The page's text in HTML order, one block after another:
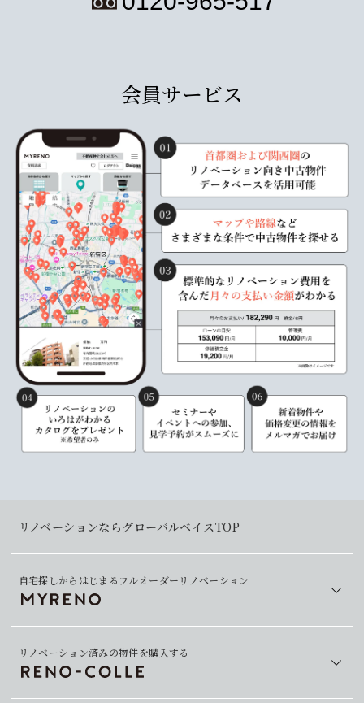
会員サービス
リノベーションならグローバルベイスTOP
自宅探しからはじまるフルオーダーリノベーション
リノベーション済みの物件を購入する